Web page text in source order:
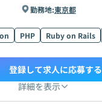
勤務地:東京都
PHP Ruby on Rails
詳細を表示
登録して求人に応募する